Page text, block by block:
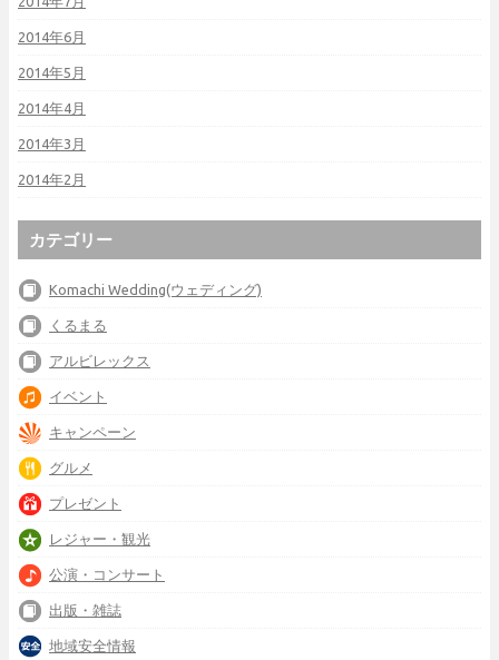
2014年6月
2014年5月
2014年4月
2014年3月
2014年2月
カテゴリー
Komachi Wedding(ウェディング)
くるまる
アルビレックス
イベント
キャンペーン
グルメ
プレゼント
レジャー・観光
公演・コンサート
出版・雑誌
地域安全情報